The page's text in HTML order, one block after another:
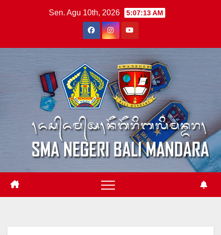
Sen. Agu 10th, 2026 5:07:14 AM